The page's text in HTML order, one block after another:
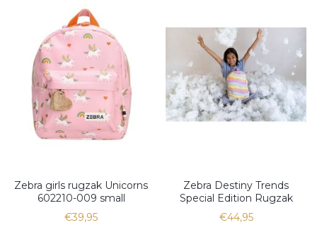
Zebra girls rugzak Unicorns
602210-009 small
€39,95
Zebra Destiny Trends
Special Edition Rugzak
€44,95